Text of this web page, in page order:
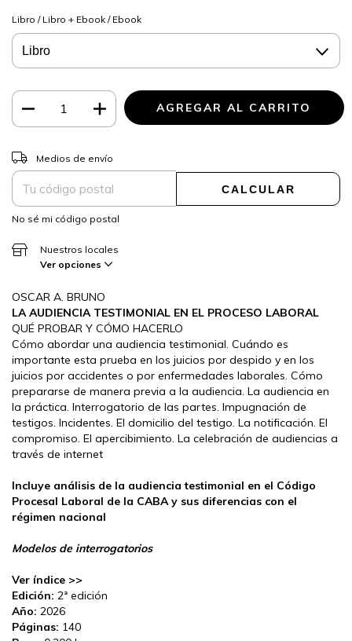
Libro / Libro + Ebook / Ebook
Entregas para el CP:
Medios de envío
CALCULAR
No sé mi código postal
Nuestros locales
Ver opciones
OSCAR A. BRUNO
LA AUDIENCIA TESTIMONIAL EN EL PROCESO LABORAL
QUÉ PROBAR Y CÓMO HACERLO
Cómo abordar una audiencia testimonial. Cuándo es
importante esta prueba en los juicios por despido y en los
juicios por accidentes o por enfermedades laborales. Cómo
prepararse de manera previa a la audiencia. La audiencia en
la práctica. Interrogatorio de las partes. Impugnación de
testigos. Incidentes. El domicilio del testigo. La notificación. El
compromiso. El apercibimiento. La celebración de audiencias a
través de internet
Incluye análisis de la audiencia testimonial en el Código
Procesal Laboral de la CABA y sus diferencias con el
régimen nacional
Modelos de interrogatorios
Ver índice >>
Edición: 2ª edición
Año: 2026
Páginas: 140